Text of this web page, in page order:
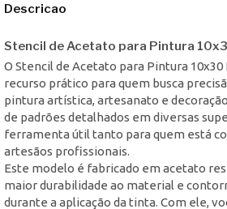
Descricao
Stencil de Acetato para Pintura
O Stencil de Acetato para Pintura 10x30
recurso prático para quem busca
pintura artística, artesanato e
de padrões detalhados em diversas
ferramenta útil tanto para quem está
artesãos profissionais.
Este modelo é fabricado em acetato
maior durabilidade ao material e
durante a aplicação da tinta. Com ele,